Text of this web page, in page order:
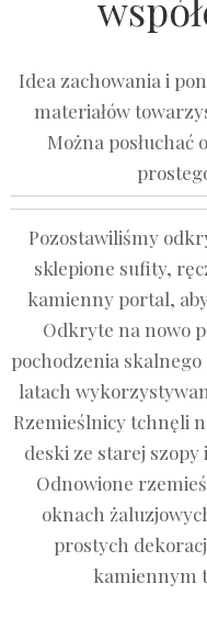
Idea zachowania i
materiałów
Można posłuchać
Pozostawiliśmy
sklepione sufity,
kamienny portal,
Odkryte na nowo
pochodzenia
latach
Rzemieślnicy tchnęli
deski ze starej
Odnowione
oknach
prostych
kamiennym